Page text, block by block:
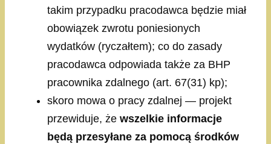
takim przypadku pracodawca będzie miał
obowiązek zwrotu poniesionych
wydatków (ryczałtem); co do zasady
pracodawca odpowiada także za BHP
pracownika zdalnego (art. 67(31) kp);
skoro mowa o pracy zdalnej — projekt
przewiduje, że wszelkie informacje
będą przesyłane za pomocą środków